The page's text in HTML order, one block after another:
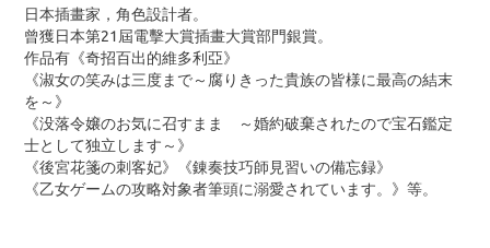
日本插畫家，角色設計者。
曾獲日本第21屆電擊大賞插畫大賞部門銀賞。
作品有《奇招百出的維多利亞》
《淑女の笑みは三度まで～腐りきった貴族の皆様に最高の結末
を～》
《没落令嬢のお気に召すまま ～婚約破棄されたので宝石鑑定
士として独立します～》
《後宮花箋の刺客妃》《錬奏技巧師見習いの備忘録》
《乙女ゲームの攻略対象者筆頭に溺愛されています。》等。